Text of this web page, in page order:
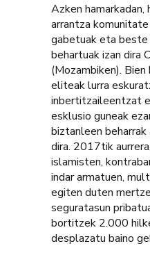
Azken hamarkadan,
arrantza
gabetuak eta
behartuak izan dira
(Mozambiken).
eliteak lurra
inbertitzaileentzat
esklusio guneak
biztanleen
dira. 2017tik
islamisten,
indar armatuen,
egiten duten
seguratasun
bortitzek 2.000
desplazatu baino